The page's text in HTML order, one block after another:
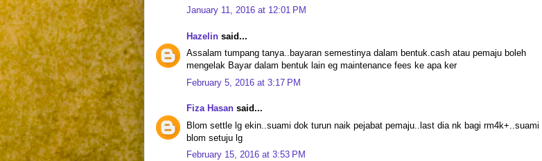
January 11, 2016 at 12:01 PM
Hazelin said...
Assalam tumpang tanya..bayaran semestinya dalam bentuk.cash atau pemaju boleh
mengelak Bayar dalam bentuk lain eg maintenance fees ke apa ker
February 5, 2016 at 3:17 PM
Fiza Hasan said...
Blom settle lg ekin..suami dok turun naik pejabat pemaju..last dia nk bagi rm4k+..suami
blom setuju lg
February 15, 2016 at 3:53 PM